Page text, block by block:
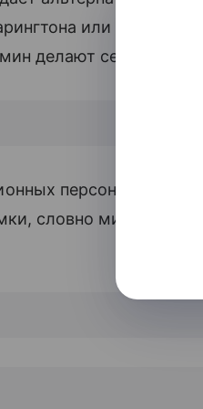
или
делают селфи в
персонажей (или
словно миксуя